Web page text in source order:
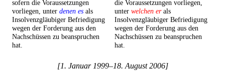
sofern die Voraussetzungen
vorliegen, unter denen es als
Insolvenzgläubiger Befriedigung
wegen der Forderung aus den
Nachschüssen zu beanspruchen
hat.
die Voraussetzungen vorliegen,
unter welchen erals
Insolvenzgläubiger Befriedigung
wegen der Forderung aus den
Nachschüssen zu beanspruchen
hat.
[1. Januar 1999–18. August 2006]